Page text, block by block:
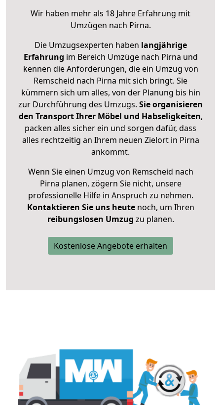
Wir haben mehr als 18 Jahre Erfahrung mit
Umzügen nach Pirna.
Die Umzugsexperten haben langjährige
Erfahrung im Bereich Umzüge nach Pirna und
kennen die Anforderungen, die ein Umzug von
Remscheid nach Pirna mit sich bringt. Sie
kümmern sich um alles, von der Planung bis hin
zur Durchführung des Umzugs. Sie organisieren
den Transport Ihrer Möbel und Habseligkeiten,
packen alles sicher ein und sorgen dafür, dass
alles rechtzeitig an Ihrem neuen Zielort in Pirna
ankommt.
Wenn Sie einen Umzug von Remscheid nach
Pirna planen, zögern Sie nicht, unsere
professionelle Hilfe in Anspruch zu nehmen.
Kontaktieren Sie uns heutenoch, um Ihren
reibungslosen Umzug zu planen.
Kostenlose Angebote erhalten